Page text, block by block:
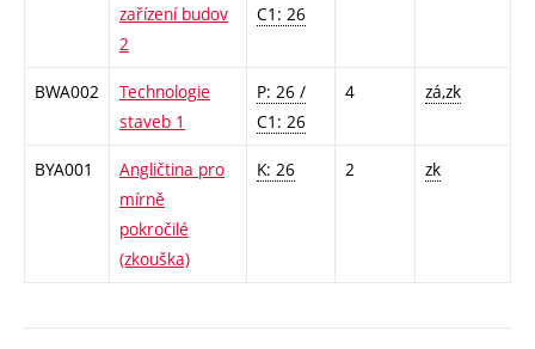
zařízení budov
2
C1: 26
BWA002
Technologie
staveb 1
P: 26 /
C1: 26
4 zá,zk
BYA001
Angličtina pro
mírně
pokročilé
(zkouška)
K: 26 2 zk